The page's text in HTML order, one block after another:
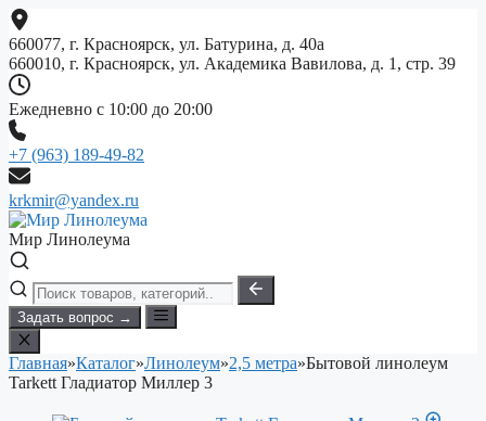
Перейти
к
содержимому
660077, г. Красноярск, ул. Батурина, д. 40а
660010, г. Красноярск, ул. Академика Вавилова, д. 1, стр. 39
Ежедневно с 10:00 до 20:00
+7 (963) 189-49-82
krkmir@yandex.ru
Мир Линолеума
Задать вопрос →
Главная»Каталог»Линолеум»2,5 метра»Бытовой линолеум
Tarkett Гладиатор Миллер 3